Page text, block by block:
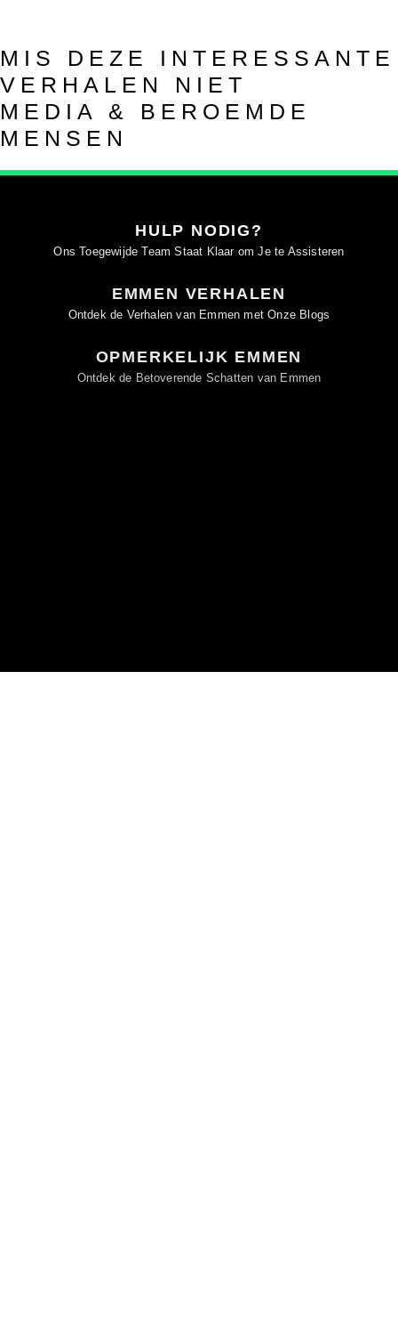
MIS DEZE INTERESSANTE
VERHALEN NIET
MEDIA & BEROEMDE
MENSEN
HULP NODIG?
Ons Toegewijde Team Staat Klaar om Je te Assisteren
EMMEN VERHALEN
Ontdek de Verhalen van Emmen met Onze Blogs
OPMERKELIJK EMMEN
Ontdek de Betoverende Schatten van Emmen